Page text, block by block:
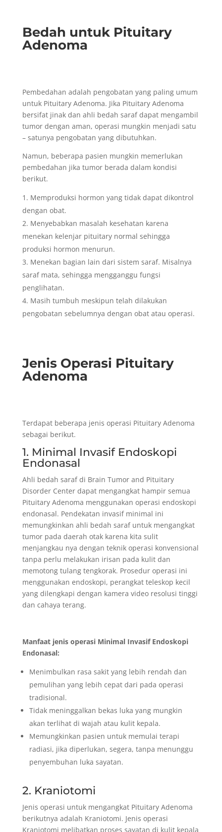
Bedah untuk Pituitary
Adenoma
Pembedahan adalah pengobatan yang paling umum
untuk Pituitary Adenoma. Jika Pituitary Adenoma
bersifat jinak dan ahli bedah saraf dapat mengambil
tumor dengan aman, operasi mungkin menjadi satu
– satunya pengobatan yang dibutuhkan.
Namun, beberapa pasien mungkin memerlukan
pembedahan jika tumor berada dalam kondisi
berikut.
Memproduksi hormon yang tidak dapat dikontrol
dengan obat.
Menyebabkan masalah kesehatan karena
menekan kelenjar pituitary normal sehingga
produksi hormon menurun.
Menekan bagian lain dari sistem saraf. Misalnya
saraf mata, sehingga mengganggu fungsi
penglihatan.
Masih tumbuh meskipun telah dilakukan
pengobatan sebelumnya dengan obat atau operasi.
Jenis Operasi Pituitary
Adenoma
Terdapat beberapa jenis operasi Pituitary Adenoma
sebagai berikut.
1. Minimal Invasif Endoskopi
Endonasal
Ahli bedah saraf di Brain Tumor and Pituitary
Disorder Center dapat mengangkat hampir semua
Pituitary Adenoma menggunakan operasi endoskopi
endonasal. Pendekatan invasif minimal ini
memungkinkan ahli bedah saraf untuk mengangkat
tumor pada daerah otak karena kita sulit
menjangkau nya dengan teknik operasi konvensional
tanpa perlu melakukan irisan pada kulit dan
memotong tulang tengkorak. Prosedur operasi ini
menggunakan endoskopi, perangkat teleskop kecil
yang dilengkapi dengan kamera video resolusi tinggi
dan cahaya terang.
Manfaat jenis operasi Minimal Invasif Endoskopi
Endonasal:
Menimbulkan rasa sakit yang lebih rendah dan
pemulihan yang lebih cepat dari pada operasi
tradisional.
Tidak meninggalkan bekas luka yang mungkin
akan terlihat di wajah atau kulit kepala.
Memungkinkan pasien untuk memulai terapi
radiasi, jika diperlukan, segera, tanpa menunggu
penyembuhan luka sayatan.
2. Kraniotomi
Jenis operasi untuk mengangkat Pituitary Adenoma
berikutnya adalah Kraniotomi. Jenis operasi
Kraniotomi melibatkan proses sayatan di kulit kepala